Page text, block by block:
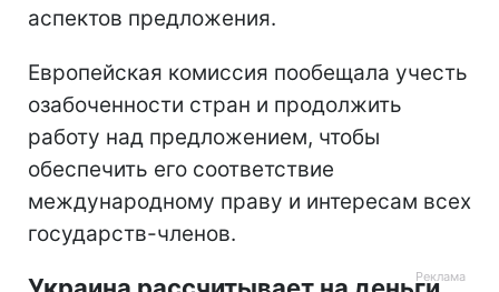
аспектов предложения.
Европейская комиссия пообещала учесть
озабоченности стран и продолжить
работу над предложением, чтобы
обеспечить его соответствие
международному праву и интересам всех
государств-членов.